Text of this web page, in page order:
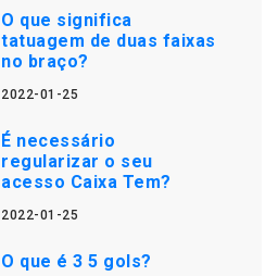
O que significa
tatuagem de duas faixas
no braço?
2022-01-25
É necessário
regularizar o seu
acesso Caixa Tem?
2022-01-25
O que é 3 5 gols?